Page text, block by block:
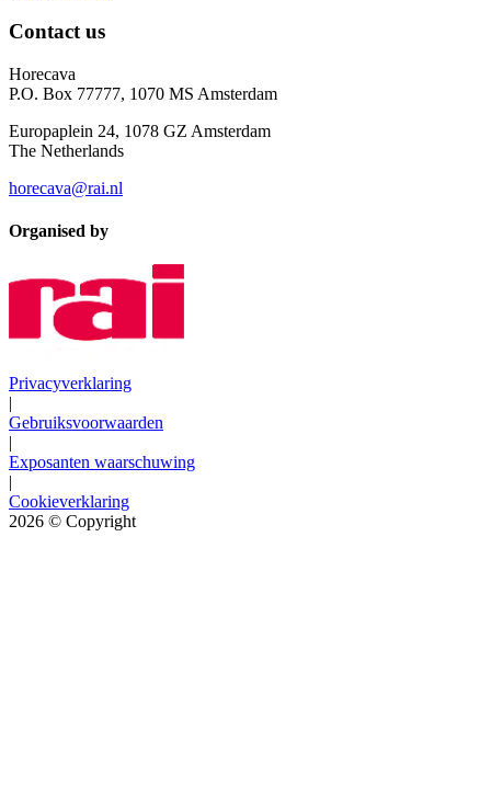
Contact us
Horecava
P.O. Box 77777, 1070 MS Amsterdam
Europaplein 24, 1078 GZ Amsterdam
The Netherlands
horecava@rai.nl
Organised by
Privacyverklaring
|
Gebruiksvoorwaarden
|
Exposanten waarschuwing
|
Cookieverklaring
2026 © Copyright